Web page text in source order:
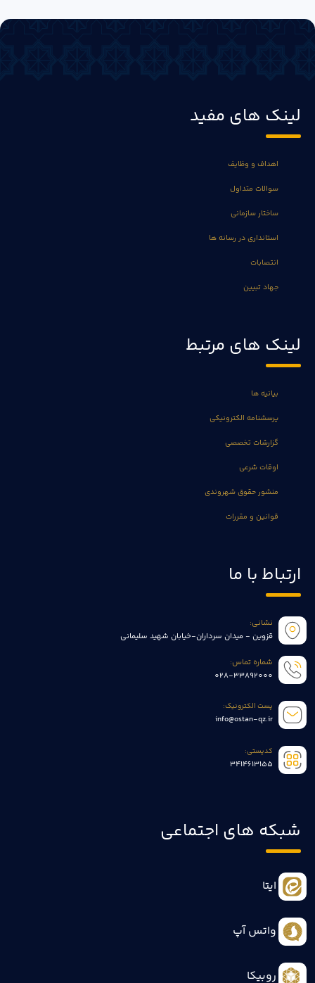
لینک های مفید
اهداف و وظایف
سوالات متداول
ساختار سازمانی
استانداری در رسانه ها
انتصابات
جهاد تبیین
لینک های مرتبط
بیانیه ها
پرسشنامه الکترونیکی
گزارشات تخصصی
اوقات شرعی
منشور حقوق شهروندی
قوانین و مقررات
ارتباط با ما
نشانی:
قزوین - میدان سرداران-خیابان شهید سلیمانی
شماره تماس:
028-33892000
پست الکترونیک:
info@ostan-qz.ir
کدپستی:
3414613155
شبکه های اجتماعی
ایتا
واتس آپ
روبیکا